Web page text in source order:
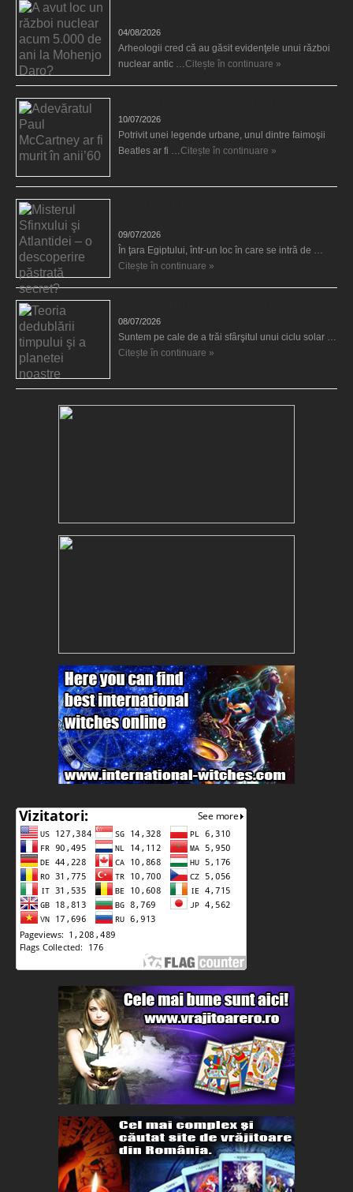
04/08/2026
Arheologii cred că au găsit evidenţele unui război
nuclear antic … Citește în continuare »
10/07/2026
Potrivit unei legende urbane, unul dintre faimoşii
Beatles ar fi … Citește în continuare »
09/07/2026
În ţara Egiptului, într-un loc în care se intră de …
Citește în continuare »
08/07/2026
Suntem pe cale de a trăi sfârşitul unui ciclu solar …
Citește în continuare »